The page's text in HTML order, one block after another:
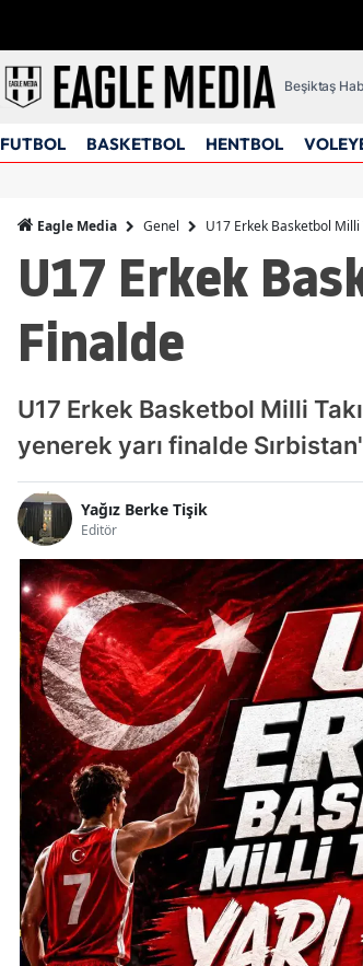
Beşiktaş
FUTBOL BASKETBOL HENTBOL
Eagle Media Genel U17 Erkek Basketbol Milli
U17 Erkek
Finalde
U17 Erkek Basketbol Milli
yenerek yarı finalde
Yağız Berke Tişik
Editör